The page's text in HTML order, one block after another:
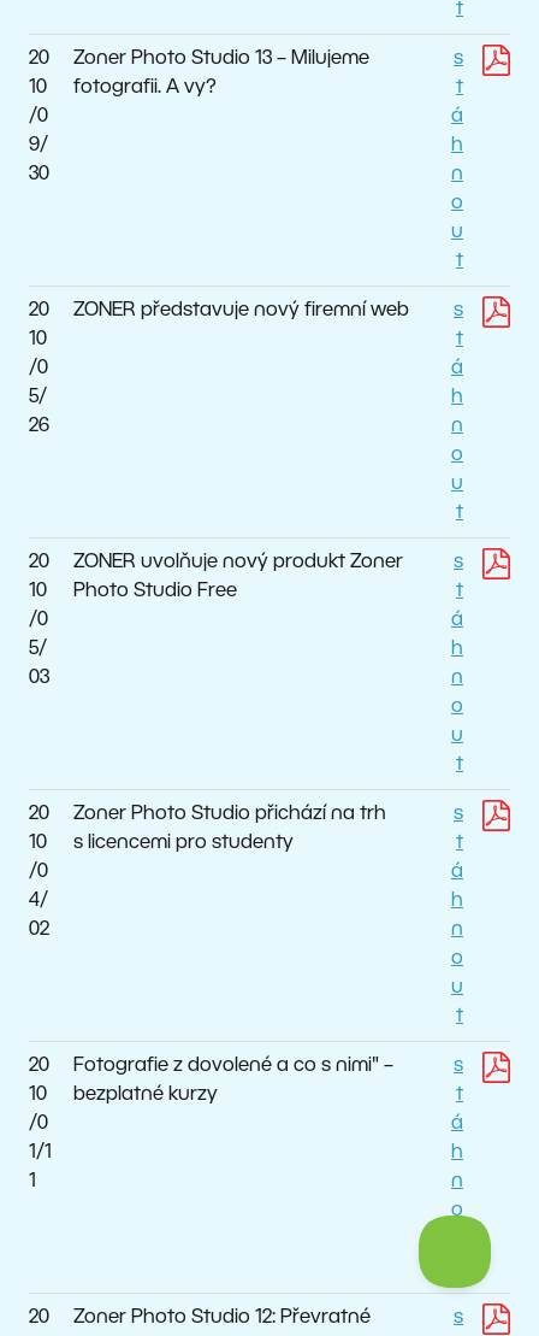
t
20
10
/0
9/
30
Zoner Photo Studio 13 – Milujeme
fotografii. A vy?
s
t
á
h
n
o
u
t
20
10
/0
5/
26
ZONER představuje nový firemní web
s
t
á
h
n
o
u
t
20
10
/0
5/
03
ZONER uvolňuje nový produkt Zoner
Photo Studio Free
s
t
á
h
n
o
u
t
20
10
/0
4/
02
Zoner Photo Studio přichází na trh
s licencemi pro studenty
s
t
á
h
n
o
u
t
20
10
/0
1/1
Fotografie z dovolené a co s nimi" –
bezplatné kurzy
s
t
á
h
n
o
20 Zoner Photo Studio 12: Převratné s